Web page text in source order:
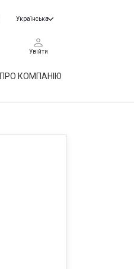
Увійти
ПРО КОМПАНІЮ